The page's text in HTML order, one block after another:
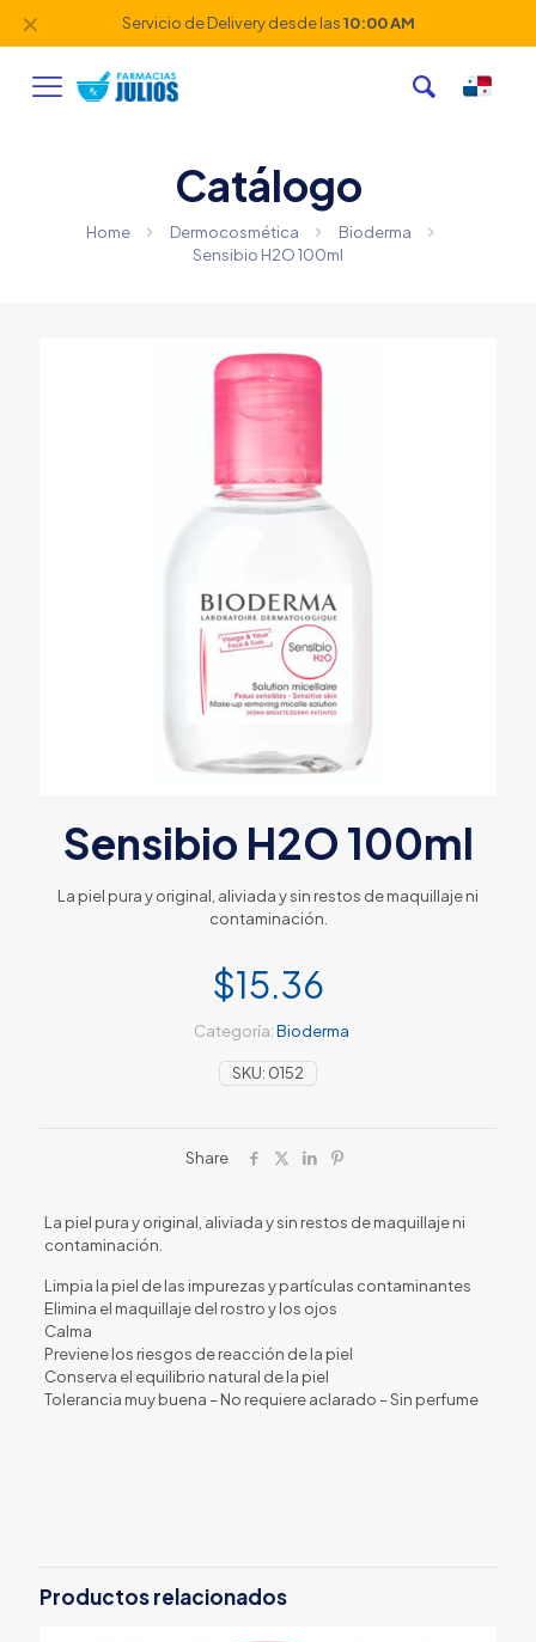
Servicio de Delivery desde las10:00 AM
✕
Catálogo
Home Dermocosmética
Bioderma
Sensibio H2O 100ml
Sensibio H2O 100ml
La piel pura y original, aliviada y sin restos de maquillaje ni
contaminación.
$15.36
SKU: 0152
Categoría:Bioderma
Share
La piel pura y original, aliviada y sin restos de maquillaje ni
contaminación.
Limpia la piel de las impurezas y partículas contaminantes
Elimina el maquillaje del rostro y los ojos
Calma
Previene los riesgos de reacción de la piel
Conserva el equilibrio natural de la piel
Tolerancia muy buena – No requiere aclarado – Sin perfume
Productos relacionados